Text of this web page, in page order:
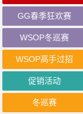
GG春季狂欢赛
WSOP冬巡赛
WSOP高手过招
促销活动
冬巡赛